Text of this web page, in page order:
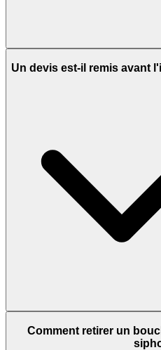
Un devis est-il remis avant
Comment retirer un